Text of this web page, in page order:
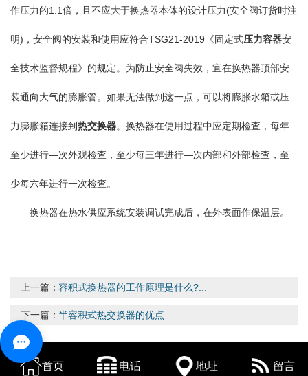
作压力的1.1倍，且不应大于换热器本体的设计压力(安全阀订货时注
明)，安全阀的安装和使用应符合TSG21-2019《固定式压力容器安
全技术监督规程》的规定。为防止安全阀失效，宜在换热器顶部安
装通向大气的膨胀管。如果无法做到这一点，可以将膨胀水箱或压
力膨胀箱连接到热交换器。换热器在使用过程中应定期检查，每年
至少进行—次外观检查，至少每三年进行—次内部和外部检查，至
少每六年进行一次检查。
换热器在热水供应系统安装调试完成后，在外表面作保温层。
上一篇：容积式换热器的工作原理是什么?...
下一篇：半容积式热交换器的优点...
首页 电话 地址 留言